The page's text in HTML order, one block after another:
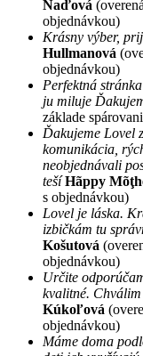
Naďová
objednávkou)
Krásny výber,
Hullmanová
objednávkou)
Perfektná
ju miluje
základe
Ďakujeme Lovel
komunikácia,
neobjednávali
tešíHãppy
s objednávkou)
Lovel je láska.
izbičkám tu
Košutová
objednávkou)
Určite
kvalitné.
Kúkoľová
objednávkou)
Máme doma